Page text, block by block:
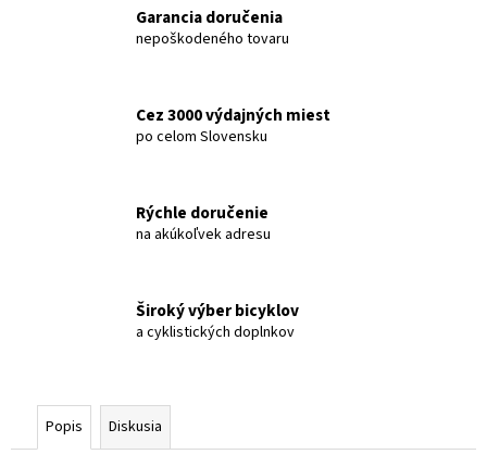
Garancia doručenia
nepoškodeného tovaru
Cez 3000 výdajných miest
po celom Slovensku
Rýchle doručenie
na akúkoľvek adresu
Široký výber bicyklov
a cyklistických doplnkov
Popis Diskusia